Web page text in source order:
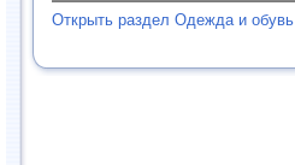
Открыть раздел Одежда и обувь